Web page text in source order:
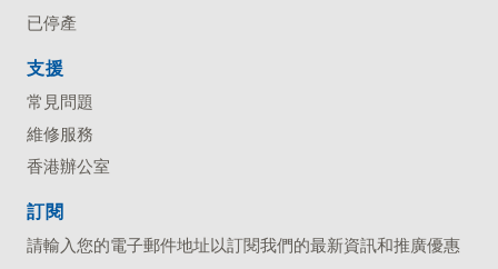
已停產
支援
常見問題
維修服務
香港辦公室
訂閱
請輸入您的電子郵件地址以訂閱我們的最新資訊和推廣優惠